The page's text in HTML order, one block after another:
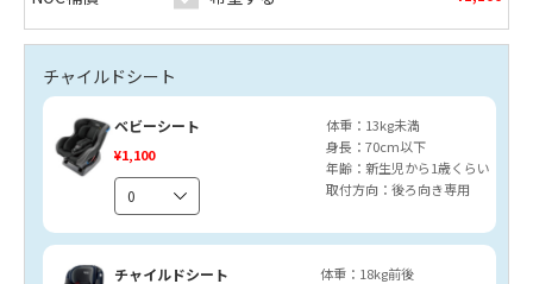
チャイルドシート
ベビーシート
¥1,100
体重：13kg未満
身長：70cm以下
年齢：新生児から1歳くらい
取付方向：後ろ向き専用
チャイルドシート 体重：18kg前後